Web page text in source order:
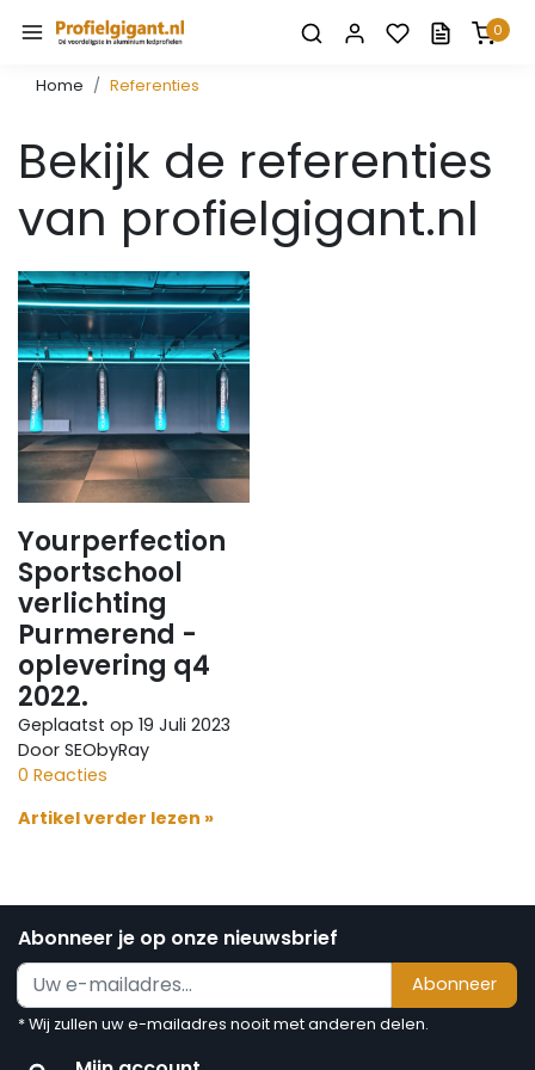
0
Home Referenties
Bekijk de referenties
van profielgigant.nl
Yourperfection
Sportschool
verlichting
Purmerend -
oplevering q4
2022.
Geplaatst op 19 Juli 2023
Door SEObyRay
0 Reacties
Artikel verder lezen »
Abonneer je op onze nieuwsbrief
Abonneer
* Wij zullen uw e-mailadres nooit met anderen delen.